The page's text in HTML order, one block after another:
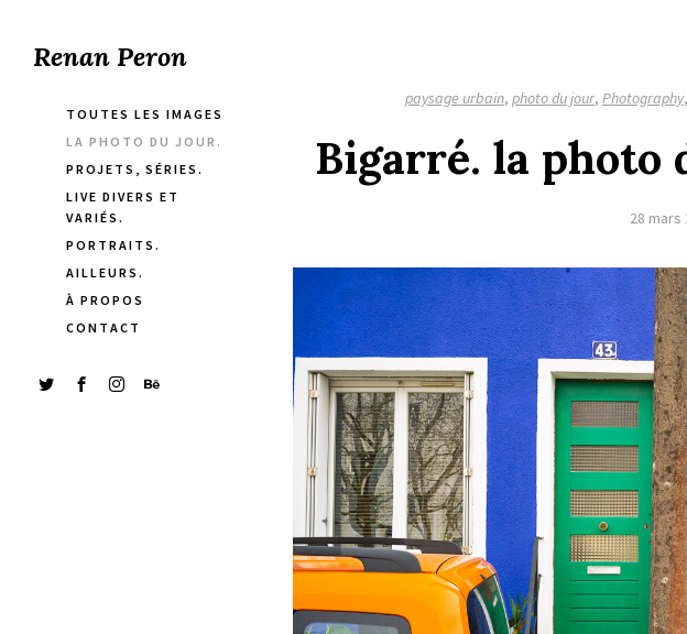
Renan Peron
TOUTES LES IMAGES
LA PHOTO DU JOUR.
PROJETS, SÉRIES.
LIVE DIVERS ET
VARIÉS.
PORTRAITS.
AILLEURS.
À PROPOS
CONTACT
paysage urbain, photo du jour, Photography,
Bigarré. la
28 mars